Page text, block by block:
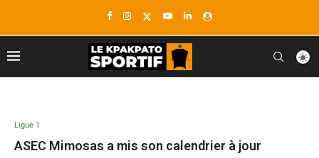
Ligue 1
ASEC Mimosas a mis son calendrier à jour